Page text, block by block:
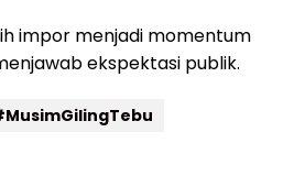
impor menjadi momentum
ekspektasi publik.